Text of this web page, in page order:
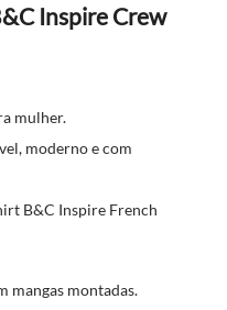
Inspire Crew
mulher.
moderno e com
B&C Inspire French
mangas montadas.